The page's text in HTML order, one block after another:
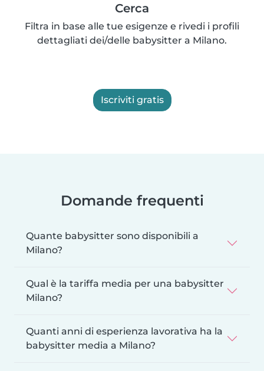
Cerca
Filtra in base alle tue esigenze e rivedi i profili
dettagliati dei/delle babysitter a Milano.
Iscriviti gratis
Domande frequenti
Quante babysitter sono disponibili a
Milano?
Qual è la tariffa media per una babysitter
Milano?
Quanti anni di esperienza lavorativa ha la
babysitter media a Milano?